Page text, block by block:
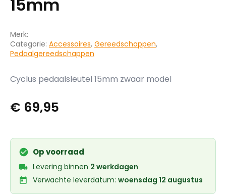
15mm
Merk:
Categorie: Accessoires, Gereedschappen,
Pedaalgereedschappen
Cyclus pedaalsleutel 15mm zwaar model
€ 69,95
Op voorraad
Levering binnen 2 werkdagen
Verwachte leverdatum: woensdag 12 augustus